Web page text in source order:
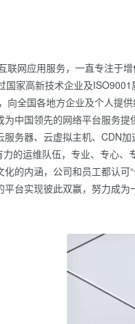
网应用服务，一直专注于
家高新技术企业及
全国各地方企业及个人提
中国领先的网络平台服务
务器、云虚拟主机、CDN
的运维队伍，专业、专心
内涵，公司和员工都认可
台实现彼此双赢，努力成